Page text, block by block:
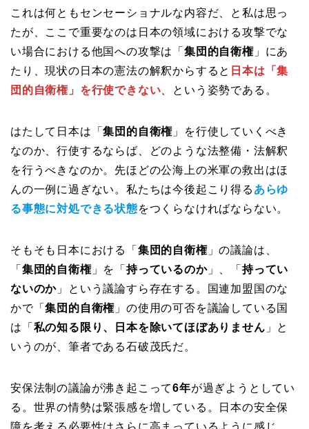
これは何ともセンセーショナルな内容だ、と私は思っ
たが、ここで重要なのは日本の領域における攻撃でな
い場合における他国への攻撃は「 集団的自衛権」にあ
たり、現状の日本の憲法の解釈からすると 日本は「集
団的自衛権」を行使できない 、という姿勢である。
はたして日本は「集団的自衛権 」を行使していくべき
なのか、行使するならば、どのような法整備・法解釈
を行うべきなのか。先ほどの公海上の米軍の救出はほ
んの一例に過ぎない。私たちは今後起こり得る あらゆ
る事態に対処できる状態をつくらなければならない。
そもそも日本における「 集団的自衛権」の議論は、
「 集団的自衛権」を「持っているのか」、「持ってい
ないのか 」という議論すら存在する。国連加盟国のな
かで「集団的自衛権 」の使用の可否を議論している国
は「 私の知る限り、日本を除いてほぼありません 」と
いうのが、筆者である石破茂氏だ。
安保法制の議論が沸き起こって6年が過ぎようとしてい
る。世界の情勢は緊張感を増している。日本の安全保